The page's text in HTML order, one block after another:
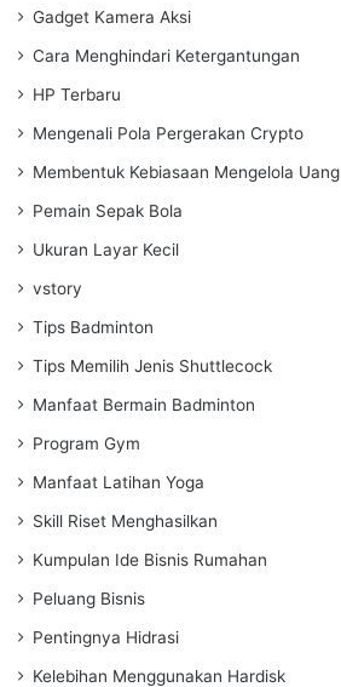
Gadget Kamera Aksi
Cara Menghindari Ketergantungan
HP Terbaru
Mengenali Pola Pergerakan Crypto
Membentuk Kebiasaan Mengelola Uang
Pemain Sepak Bola
Ukuran Layar Kecil
vstory
Tips Badminton
Tips Memilih Jenis Shuttlecock
Manfaat Bermain Badminton
Program Gym
Manfaat Latihan Yoga
Skill Riset Menghasilkan
Kumpulan Ide Bisnis Rumahan
Peluang Bisnis
Pentingnya Hidrasi
Kelebihan Menggunakan Hardisk